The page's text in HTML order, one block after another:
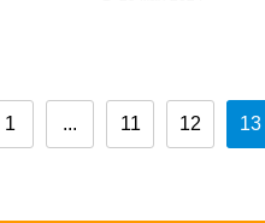
1 ... 11 12 13